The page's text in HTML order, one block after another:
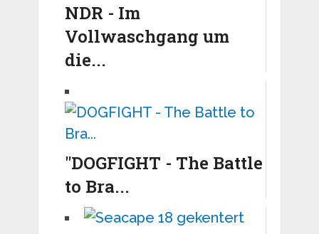
NDR - Im
Vollwaschgang um
die...
"DOGFIGHT - The Battle
to Bra...